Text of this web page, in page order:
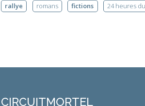
rallye
romans fictions 24 heures
CIRCUITMORTEL